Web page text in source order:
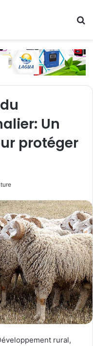
Un
protéger
rural,